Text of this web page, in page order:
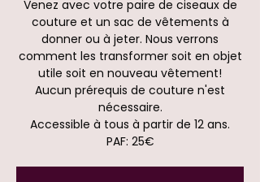
Venez avec votre paire de ciseaux de
couture et un sac de vêtements à
donner ou à jeter. Nous verrons
comment les transformer soit en objet
utile soit en nouveau vêtement!
Aucun prérequis de couture n'est
nécessaire.
Accessible à tous à partir de 12 ans.
PAF: 25€